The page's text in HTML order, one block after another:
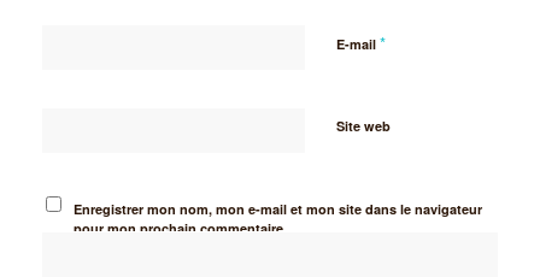
E-mail *
Site web
Enregistrer mon nom, mon e-mail et mon site dans le navigateur
pour mon prochain commentaire.